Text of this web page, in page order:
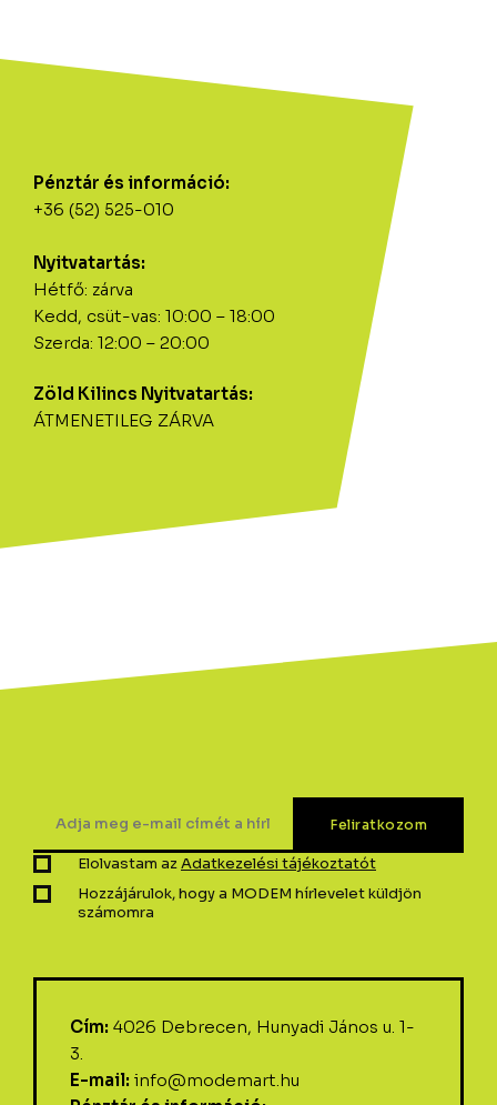
Pénztár és információ:
+36 (52) 525-010
Nyitvatartás:
Hétfő: zárva
Kedd, csüt-vas: 10:00 – 18:00
Szerda: 12:00 – 20:00
Zöld Kilincs Nyitvatartás:
ÁTMENETILEG ZÁRVA
Elolvastam azAdatkezelési tájékoztatót
Hozzájárulok, hogy a MODEM hírlevelet küldjön
számomra
Cím: 4026 Debrecen, Hunyadi János u. 1-
3.
E-mail: info@modemart.hu